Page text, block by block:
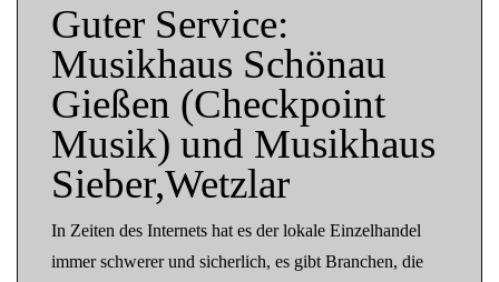
Guter Service:
Musikhaus Schönau
Gießen (Checkpoint
Musik) und Musikhaus
Sieber,Wetzlar
In Zeiten des Internets hat es der lokale Einzelhandel
immer schwerer und sicherlich, es gibt Branchen, die